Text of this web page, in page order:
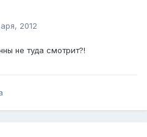
2012
не туда смотрит?!